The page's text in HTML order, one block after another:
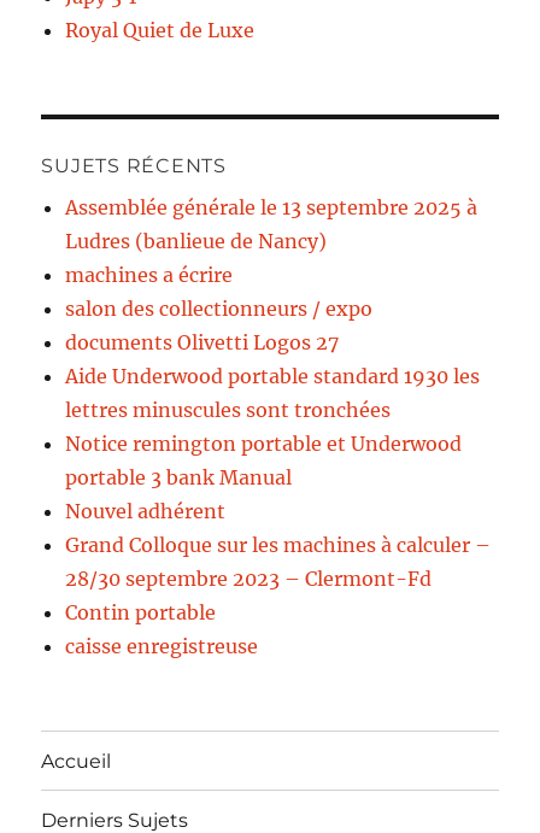
Royal Quiet de Luxe
SUJETS RÉCENTS
Assemblée générale le 13 septembre 2025 à
Ludres (banlieue de Nancy)
machines a écrire
salon des collectionneurs / expo
documents Olivetti Logos 27
Aide Underwood portable standard 1930 les
lettres minuscules sont tronchées
Notice remington portable et Underwood
portable 3 bank Manual
Nouvel adhérent
Grand Colloque sur les machines à calculer –
28/30 septembre 2023 – Clermont-Fd
Contin portable
caisse enregistreuse
Accueil
Derniers Sujets